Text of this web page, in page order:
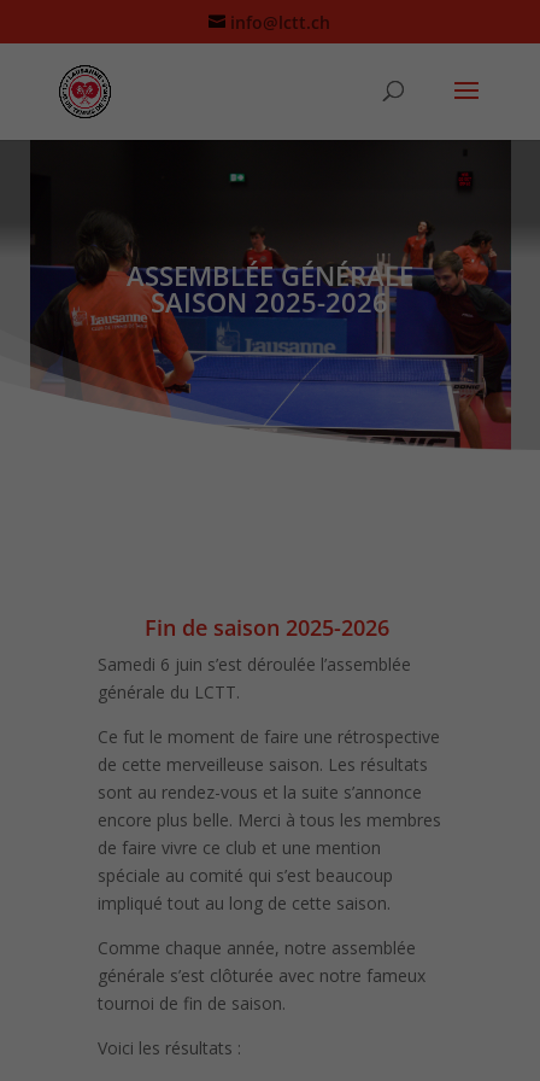
info@lctt.ch
ASSEMBLÉE GÉNÉRALE
SAISON 2025-2026
Fin de saison 2025-2026
Samedi 6 juin s’est déroulée l’assemblée
générale du LCTT.
Ce fut le moment de faire une rétrospective
de cette merveilleuse saison. Les résultats
sont au rendez-vous et la suite s’annonce
encore plus belle. Merci à tous les membres
de faire vivre ce club et une mention
spéciale au comité qui s’est beaucoup
impliqué tout au long de cette saison.
Comme chaque année, notre assemblée
générale s’est clôturée avec notre fameux
tournoi de fin de saison.
Voici les résultats :